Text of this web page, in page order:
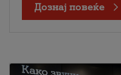
Дознај повеќе